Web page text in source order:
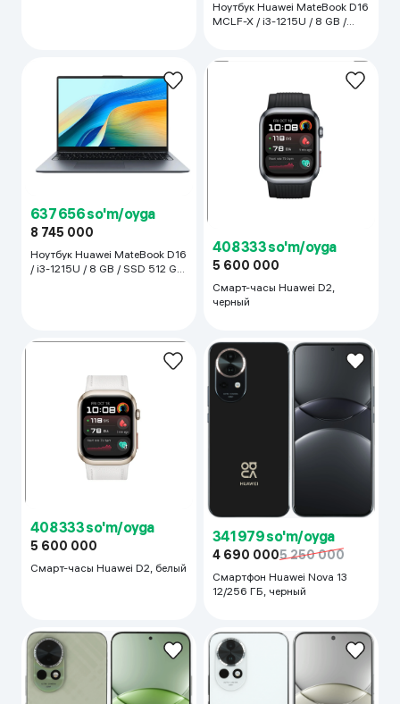
Ноутбук Huawei MateBook D16
MCLF-X / i3-1215U / 8 GB /
637 656 so'm/oyga
8 745 000
Ноутбук Huawei MateBook D16
/ i3-1215U / 8 GB / SSD 512 GB
408 333 so'm/oyga
5 600 000
Смарт-часы Huawei D2,
черный
408 333 so'm/oyga
5 600 000
Смарт-часы Huawei D2, белый
341 979 so'm/oyga
4 690 0005 250 000
Смартфон Huawei Nova 13
12/256 ГБ, черный